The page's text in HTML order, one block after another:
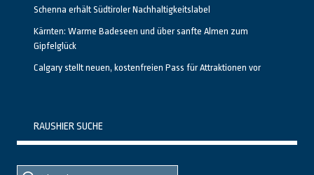
Schenna erhält Südtiroler Nachhaltigkeitslabel
Kärnten: Warme Badeseen und über sanfte Almen zum
Gipfelglück
Calgary stellt neuen, kostenfreien Pass für Attraktionen vor
RAUSHIER SUCHE
Suche
Suche